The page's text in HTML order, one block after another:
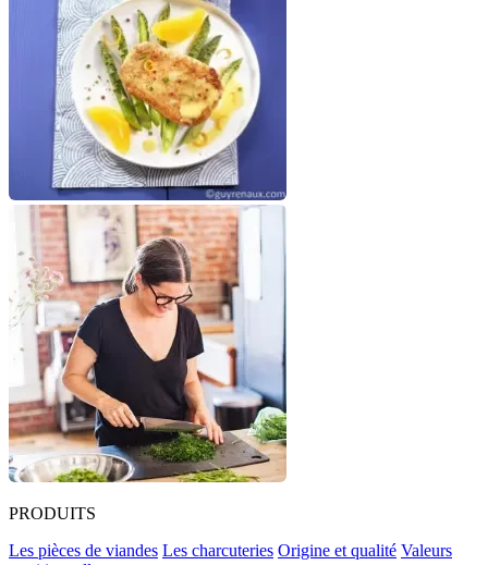
PRODUITS
Les pièces de viandes Les charcuteries Origine et qualité Valeurs